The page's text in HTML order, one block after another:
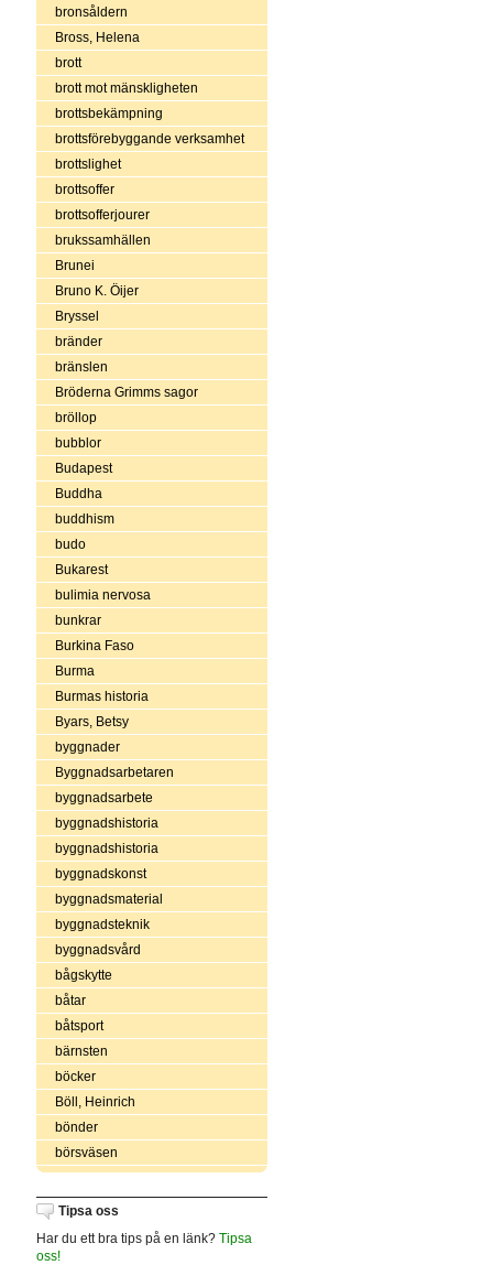
bronsåldern
Bross, Helena
brott
brott mot mänskligheten
brottsbekämpning
brottsförebyggande verksamhet
brottslighet
brottsoffer
brottsofferjourer
brukssamhällen
Brunei
Bruno K. Öijer
Bryssel
bränder
bränslen
Bröderna Grimms sagor
bröllop
bubblor
Budapest
Buddha
buddhism
budo
Bukarest
bulimia nervosa
bunkrar
Burkina Faso
Burma
Burmas historia
Byars, Betsy
byggnader
Byggnadsarbetaren
byggnadsarbete
byggnadshistoria
byggnadshistoria
byggnadskonst
byggnadsmaterial
byggnadsteknik
byggnadsvård
bågskytte
båtar
båtsport
bärnsten
böcker
Böll, Heinrich
bönder
börsväsen
Tipsa oss
Har du ett bra tips på en länk? Tipsa
oss!